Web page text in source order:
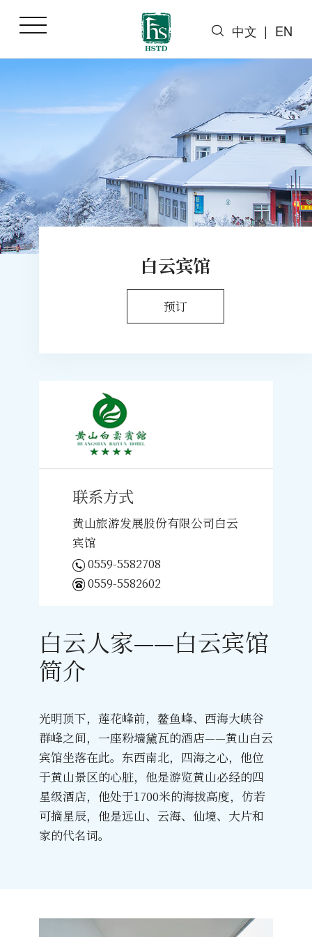
中文 | EN
白云宾馆
预订
联系方式
黄山旅游发展股份有限公司白云
宾馆
0559-5582708
0559-5582602
白云人家——白云宾馆
简介
光明顶下，莲花峰前，鳌鱼峰、西海大峡谷
群峰之间，一座粉墙黛瓦的酒店——黄山白云
宾馆坐落在此。东西南北，四海之心，他位
于黄山景区的心脏，他是游览黄山必经的四
星级酒店，他处于1700米的海拔高度，仿若
可摘星辰，他是远山、云海、仙境、大片和
家的代名词。